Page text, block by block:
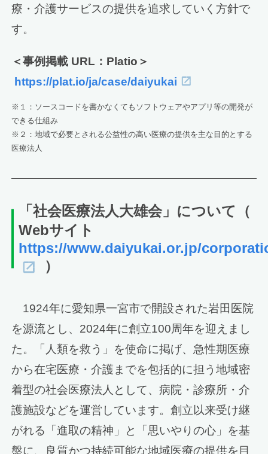
療・介護サービスの提供を追求していく方針で
す。
＜事例掲載 URL：Platio＞
https://plat.io/ja/case/daiyukai
※１：ソースコードを書かなくてもソフトウェアやアプリ等の開発が
できる仕組み
※２：地域で必要とされる公益性の高い医療の提供を主な目的とする
医療法人
「社会医療法人大雄会」について
（
Webサイト
https://www.daiyukai.or.jp/
）
1924年に愛知県一宮市で開設された岩田医院
を源流とし、2024年に創立100周年を迎えまし
た。「人類を救う」を使命に掲げ、急性期医療
から在宅医療・介護までを包括的に担う地域密
着型の社会医療法人として、病院・診療所・介
護施設などを運営しています。創立以来受け継
がれる「進取の精神」と「思いやりの心」を基
盤に、良質かつ持続可能な地域医療の提供を目